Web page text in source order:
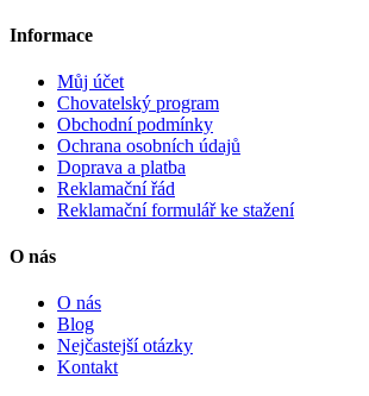
Informace
Můj účet
Chovatelský program
Obchodní podmínky
Ochrana osobních údajů
Doprava a platba
Reklamační řád
Reklamační formulář ke stažení
O nás
O nás
Blog
Nejčastejší otázky
Kontakt